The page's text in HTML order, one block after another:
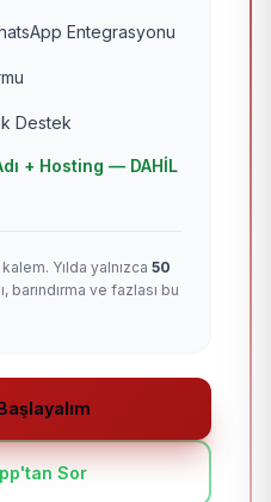
Entegrasyonu
Destek
+ Hosting — DAHİL
Yılda yalnızca 50
barındırma ve fazlası bu
Sor